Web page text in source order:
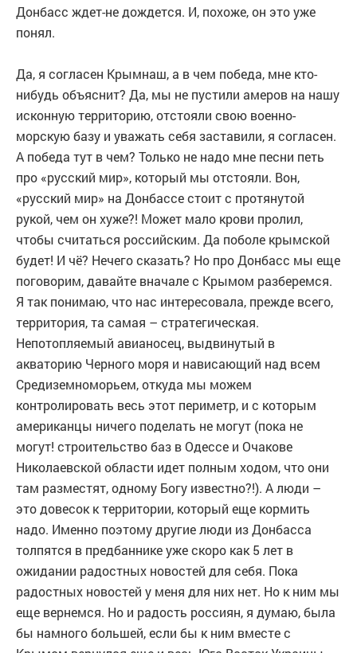
Донбасс ждет-не дождется. И, похоже, он это уже
понял.
Да, я согласен Крымнаш, а в чем победа, мне кто-
нибудь объяснит? Да, мы не пустили амеров на нашу
исконную территорию, отстояли свою военно-
морскую базу и уважать себя заставили, я согласен.
А победа тут в чем? Только не надо мне песни петь
про «русский мир», который мы отстояли. Вон,
«русский мир» на Донбассе стоит с протянутой
рукой, чем он хуже?! Может мало крови пролил,
чтобы считаться российским. Да поболе крымской
будет! И чё? Нечего сказать? Но про Донбасс мы еще
поговорим, давайте вначале с Крымом разберемся.
Я так понимаю, что нас интересовала, прежде всего,
территория, та самая – стратегическая.
Непотопляемый авианосец, выдвинутый в
акваторию Черного моря и нависающий над всем
Средиземноморьем, откуда мы можем
контролировать весь этот периметр, и с которым
американцы ничего поделать не могут (пока не
могут! строительство баз в Одессе и Очакове
Николаевской области идет полным ходом, что они
там разместят, одному Богу известно?!). А люди –
это довесок к территории, который еще кормить
надо. Именно поэтому другие люди из Донбасса
толпятся в предбаннике уже скоро как 5 лет в
ожидании радостных новостей для себя. Пока
радостных новостей у меня для них нет. Но к ним мы
еще вернемся. Но и радость россиян, я думаю, была
бы намного большей, если бы к ним вместе с